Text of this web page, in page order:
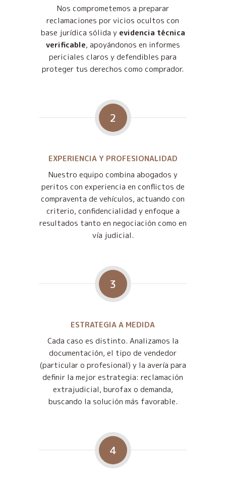
Nos comprometemos a preparar
reclamaciones por vicios ocultos con
base jurídica sólida y evidencia técnica
verificable, apoyándonos en informes
periciales claros y defendibles para
proteger tus derechos como comprador.
2
EXPERIENCIA Y PROFESIONALIDAD
Nuestro equipo combina abogados y
peritos con experiencia en conflictos de
compraventa de vehículos, actuando con
criterio, confidencialidad y enfoque a
resultados tanto en negociación como en
vía judicial.
3
ESTRATEGIA A MEDIDA
Cada caso es distinto. Analizamos la
documentación, el tipo de vendedor
(particular o profesional) y la avería para
definir la mejor estrategia: reclamación
extrajudicial, burofax o demanda,
buscando la solución más favorable.
4